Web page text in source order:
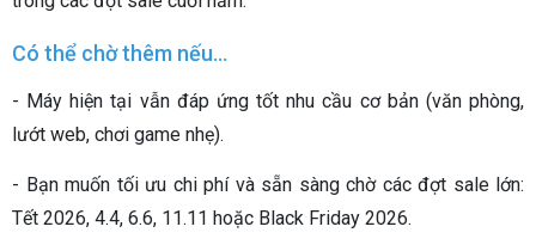
Có thể chờ thêm nếu…
- Máy hiện tại vẫn đáp ứng tốt nhu cầu cơ bản (văn phòng,
lướt web, chơi game nhẹ).
- Bạn muốn tối ưu chi phí và sẵn sàng chờ các đợt sale lớn:
Tết 2026, 4.4, 6.6, 11.11 hoặc Black Friday 2026.